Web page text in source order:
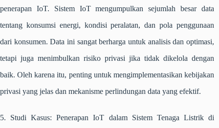
penerapan IoT. Sistem IoT mengumpulkan sejumlah besar data
tentang konsumsi energi, kondisi peralatan, dan pola penggunaan
dari konsumen. Data ini sangat berharga untuk analisis dan optimasi,
tetapi juga menimbulkan risiko privasi jika tidak dikelola dengan
baik. Oleh karena itu, penting untuk mengimplementasikan kebijakan
privasi yang jelas dan mekanisme perlindungan data yang efektif.
5. Studi Kasus: Penerapan IoT dalam Sistem Tenaga Listrik di